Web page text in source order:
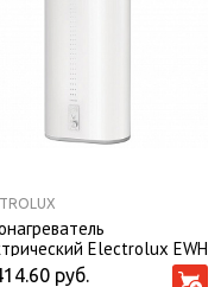
Electrolux EWH
руб.